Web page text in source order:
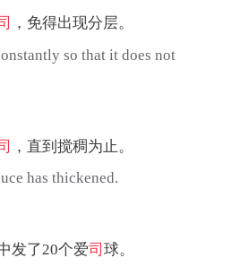
，免得出现分层。
so that it does not
，直到搅稠为止。
has thickened.
发了20个爱司球。